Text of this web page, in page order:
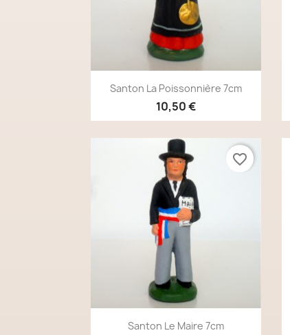
 Aperçu rapide
Santon La Poissonnière 7cm
10,50 €
Aperçu rapide
Santon Le Maire 7cm
favorite_border